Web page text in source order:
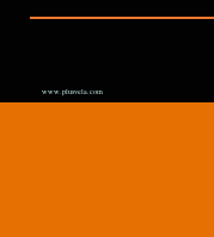
www.plusvela.com